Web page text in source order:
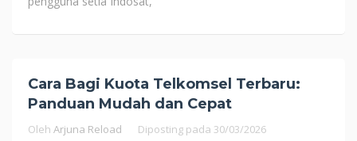
Cara Bagi Kuota Telkomsel Terbaru:
Panduan Mudah dan Cepat
Oleh Arjuna Reload Diposting pada 30/03/2026